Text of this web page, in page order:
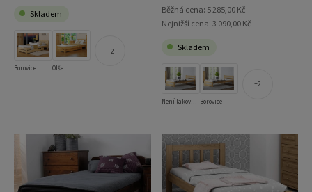
Skladem
Borovice Olše
2
Běžná cena:5 285,00 Kč
Nejnižší cena:3 090,00 Kč
Skladem
Není lakovaná Borovice
2